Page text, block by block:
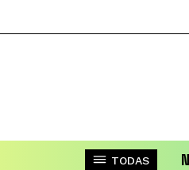
TODAS